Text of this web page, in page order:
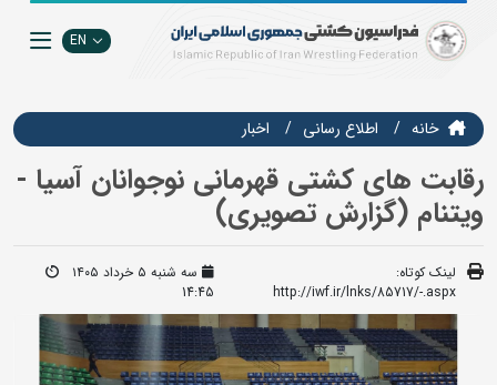
EN
خانه اطلاع رسانی اخبار
رقابت های کشتی قهرمانی نوجوانان آسیا -
ویتنام (گزارش تصویری)
لینک کوتاه:
http://iwf.ir/lnks/85717/-.aspx
سه شنبه ۵ خرداد ۱۴۰۵
14:45